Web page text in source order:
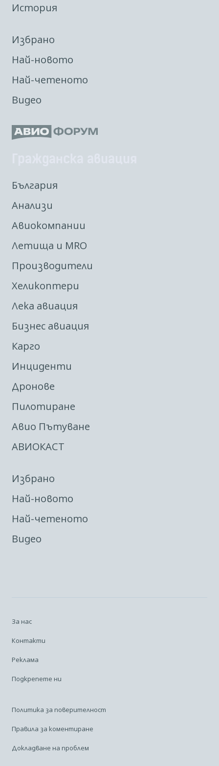
История
Избрано
Най-новото
Най-четеното
Видео
България
Анализи
Авиокомпании
Летища и MRO
Производители
Хеликоптери
Лека авиация
Бизнес авиация
Карго
Инциденти
Дронове
Пилотиране
Авио Пътуване
АВИОКАСТ
Избрано
Най-новото
Най-четеното
Видео
За нас
Контакти
Реклама
Подкрепете ни
Политика за поверителност
Правила за коментиране
Докладване на проблем